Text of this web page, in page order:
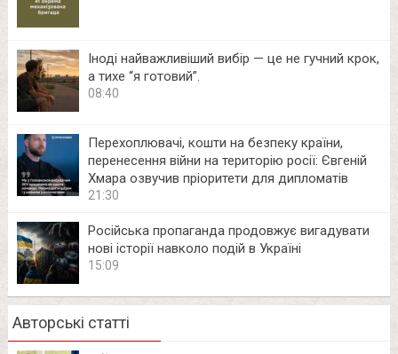
Іноді найважливіший вибір — це не гучний крок,
а тихе “я готовий”.
08:40
Перехоплювачі, кошти на безпеку країни,
перенесення війни на територію росії: Євгеній
Хмара озвучив пріоритети для дипломатів
21:30
Російська пропаганда продовжує вигадувати
нові історії навколо подій в Україні
15:09
Авторські статті